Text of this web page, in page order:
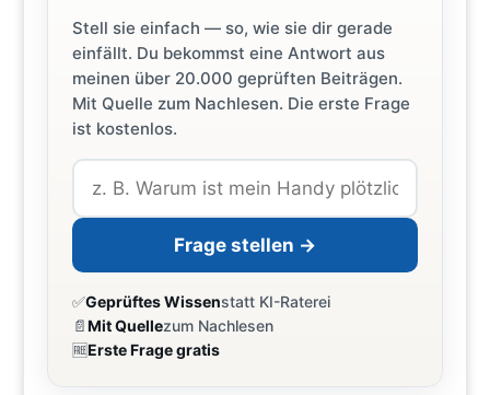
Stell sie einfach — so, wie sie dir gerade
einfällt. Du bekommst eine Antwort aus
meinen über 20.000 geprüften Beiträgen.
Mit Quelle zum Nachlesen. Die erste Frage
ist kostenlos.
Frage stellen →
✅Geprüftes Wissenstatt KI-Raterei
📄Mit Quellezum Nachlesen
🆓Erste Frage gratis